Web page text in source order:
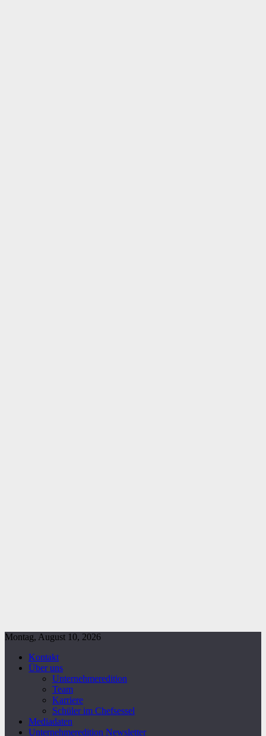
Montag, August 10, 2026
Kontakt
Über uns
Unternehmeredition
Team
Karriere
Schüler im Chefsessel
Mediadaten
Unternehmeredition Newsletter